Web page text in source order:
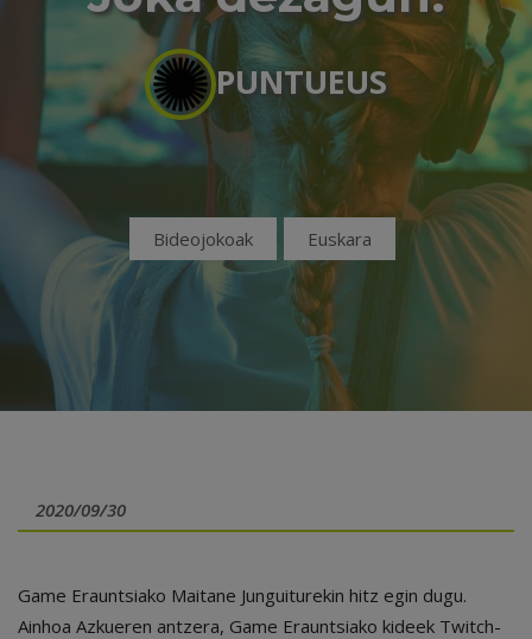
PUNTUEUS
Bideojokoak Euskara
2020/09/30
Game Erauntsiako Maitane Junguiturekin hitz egin dugu.
Ainhoa Azkueren antzera, Game Erauntsiako kideek Twitch-